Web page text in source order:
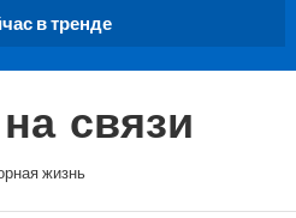
в тренде
связи
жизнь